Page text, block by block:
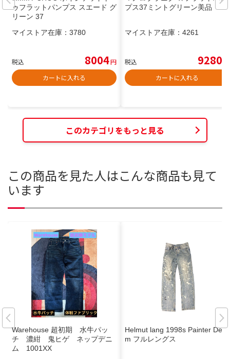
ゥフラットパンプス スエード グ
リーン 37
マイストア在庫： 3780
税込 8004円
カートに入れる
プス37ミントグリーン美品
マイストア在庫： 4261
税込 9280
カートに入れる
このカテゴリをもっと見る
この商品を見た人はこんな商品も見て
います
Warehouse 超初期 水牛パッ
チ 濃紺 鬼ヒゲ ネップデニ
ム 1001XX
Helmut lang 1998s Painter Deni
m フルレングス